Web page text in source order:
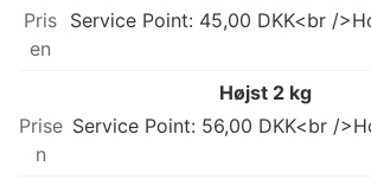
Service Point: 45,00 DKK<br /
Højst 2 kg
Service Point: 56,00 DKK<br /